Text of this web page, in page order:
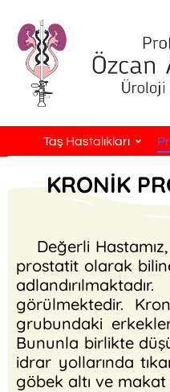
Taş Hastalıkları
KRONİK
Değerli Hastamız,
prostatit olarak
görülmektedir.
grubundaki
Bununla birlikte
idrar yollarında
göbek altı ve